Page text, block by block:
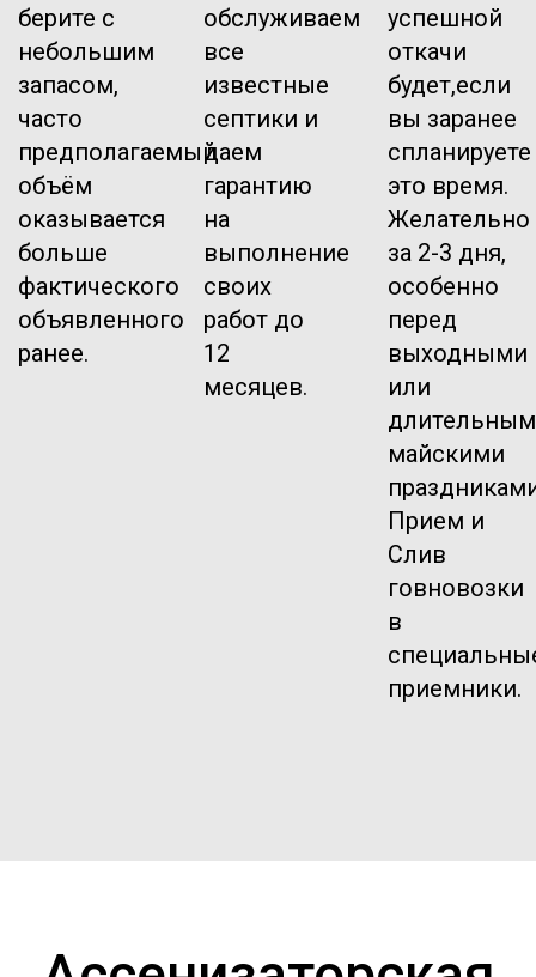
берите с
небольшим
запасом,
часто
предполагаемый
объём
оказывается
больше
фактического
объявленного
ранее.
обслуживаем
все
известные
септики и
даем
гарантию
на
выполнение
своих
работ до
12
месяцев.
успешной
откачи
будет,если
вы заранее
спланируете
это время.
Желательно
за 2-3 дня,
особенно
перед
выходными
или
майскими
Прием и
Слив
говновозки
в
приемники.